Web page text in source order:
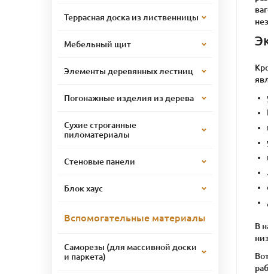
В
Террасная доска из лиственницы
Мебельный щит
Элементы деревянных лестниц
Погонажные изделия из дерева
Сухие строганные
пиломатериалы
Стеновые панели
Блок хаус
Вспомогательные материалы
Саморезы (для массивной доски
и паркета)